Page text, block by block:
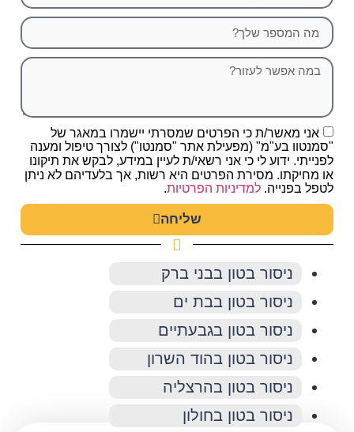
אני מאשר/ת כי הפרטים שמסרתי יישמרו במאגר של
"סמנטוו בע"מ" (מפעילת אתר "סמנטו") לצורך טיפול ומענה
לפנייתי. ידוע לי כי אני רשאי/ת לעיין במידע, לבקש את תיקונו
או מחיקתו. מסירת הפרטים היא רשות, אך בלעדיהם לא ניתן
לטפל בפנייה. למדיניות הפרטיות.
שליחה
ניסור בטון בבני ברק
ניסור בטון בבת ים
ניסור בטון בגבעתיים
ניסור בטון בהוד השרון
ניסור בטון בהרצליה
ניסור בטון בחולון